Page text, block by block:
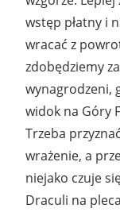
wstęp płatny i
wracać z
zdobędziemy
wynagrodzeni,
widok na Góry
Trzeba
wrażenie, a
niejako czuje
Draculi na